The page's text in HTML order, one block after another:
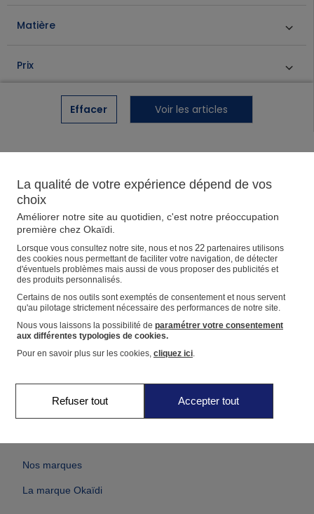
Livraison
Livraison
Retour
Retour
Matière
Prix
Voir plus de filtres
Effacer Voir les articles
OKAIDI
une bonne option pour composer
un look garçon cool et/ou chic.
Toile douce. Passants. Tour de taille
( 35 )
une bonne option pour composer
un look garçon cool et/ou chic.
Toile douce. Passants. Tour de taille
25,99€
Peinture Au Doigt
Jouet bain mousse
Tenue de naissance bébé garçon hiver
Livraison gratuite en
Relais Colis©
magasin
Échange ou
remboursement
pendant 60 jours
E-réservation
en 2 heures dans votre magasin
Nos marques
La marque Okaïdi
La qualité de votre expérience dépend de vos
choix
Améliorer notre site au quotidien, c'est notre préoccupation
première chez Okaïdi.
Lorsque vous consultez notre site, nous et nos 22partenaires utilisons
des cookies nous permettant de faciliter votre navigation, de détecter
d'éventuels problèmes mais aussi de vous proposer des publicités et
des produits personnalisés.
Certains de nos outils sont exemptés de consentement et nous servent
qu'au pilotage strictement nécessaire des performances de notre site.
Nous vous laissons la possibilité de paramétrer votre consentement
aux différentes typologies de cookies.
Pour en savoir plus sur les cookies, cliquez ici.
Refuser tout Accepter tout